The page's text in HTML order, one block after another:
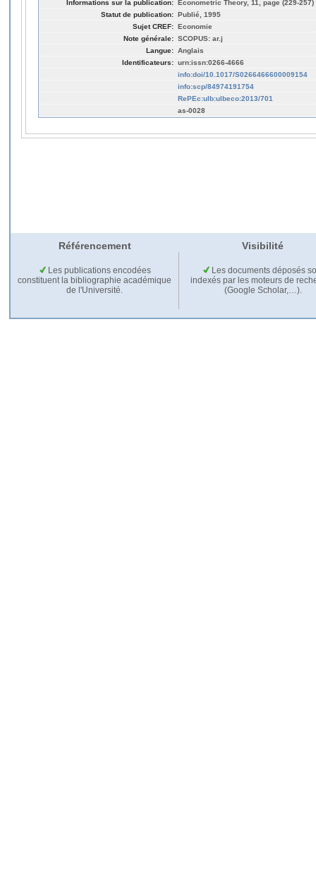
Informations sur la publication: Econometric Theory, 11, page (229-257)
Statut de publication: Publié, 1995
Sujet CREF: Economie
Note générale: SCOPUS: ar.j
Langue: Anglais
Identificateurs: urn:issn:0266-4666
info:doi/10.1017/S0266466600009154
info:scp/84974191754
RePEc:ulb:ulbeco:2013/701
as-0028
Référencement Visibilité
Les publications encodées
constituent la bibliographie académique
de l'Université.
Les documents déposés
indexés par les moteurs de
(Google Scholar,…).